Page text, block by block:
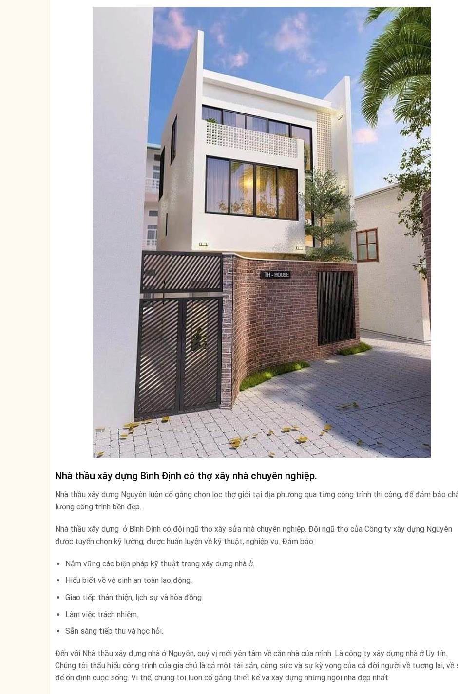
Nhà thầu xây dựng Bình Định có thợ xây nhà chuyên nghiệp.
Nhà thầu xây dựng Nguyên luôn cố gắng chọn lọc thợ giỏi tại địa phương qua từng công trình thi công, để đảm bảo
lượng công trình bền đẹp.
Nhà thầu xây dựng ở Bình Định có đội ngũ thợ xây sửa nhà chuyên nghiệp. Đội ngũ thợ của Công ty xây dựng Nguyên
được tuyển chọn kỹ lưỡng, được huấn luyện về kỹ thuật, nghiệp vụ. Đảm bảo:
Nắm vững các biện pháp kỹ thuật trong xây dựng nhà ở.
Hiểu biết về vệ sinh an toàn lao động.
Giao tiếp thân thiện, lịch sự và hòa đồng.
Làm việc trách nhiệm.
Sẵn sàng tiếp thu và học hỏi.
Đến với Nhà thầu xây dựng nhà ở Nguyên, quý vị mới yên tâm về căn nhà của mình. Là công ty xây dựng nhà ở Uy tín.
Chúng tôi thấu hiểu công trình của gia chủ là cả một tài sản, công sức và sự kỳ vọng của cả đời người về tương lai, về
để ổn định cuộc sống. Vì thế, chúng tôi luôn cố gắng thiết kế và xây dựng những ngôi nhà đẹp nhất.